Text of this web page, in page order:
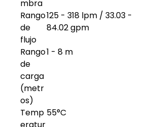
mbra
Rango
de
flujo
125 - 318 lpm / 33.03 -
84.02 gpm
Rango
de
carga
(metr
os)
1 - 8 m
Temp 55°C